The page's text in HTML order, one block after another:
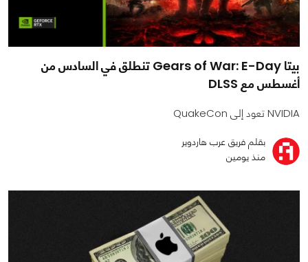
بيتا Gears of War: E-Day تنطلق في السادس من
أغسطس مع DLSS
NVIDIA تعود إلى QuakeCon
بقلم فريق عرب هاردوير
منذ يومين